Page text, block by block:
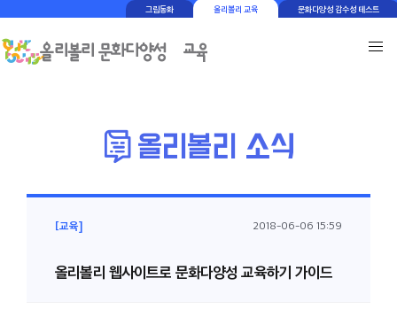
그림동화 올리볼리 교육 문화다양성 감수성 테스트
[교육] 2018-06-06 15:59
올리볼리 웹사이트로 문화다양성 교육하기 가이드